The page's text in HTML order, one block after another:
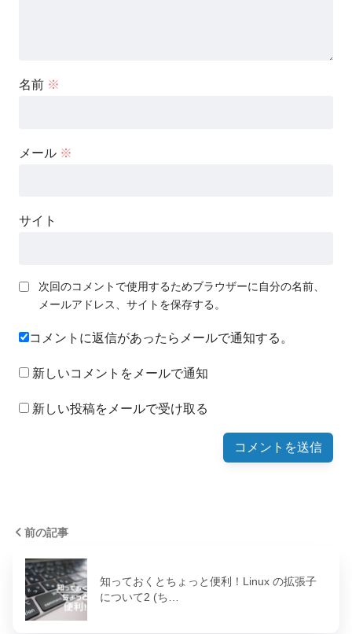
名前 ※
メール ※
サイト
次回のコメントで使用するためブラウザーに自分の名前、
メールアドレス、サイトを保存する。
コメントに返信があったらメールで通知する。
新しいコメントをメールで通知
新しい投稿をメールで受け取る
前の記事
知っておくとちょっと便利！Linux の拡張子
について2 (ち…